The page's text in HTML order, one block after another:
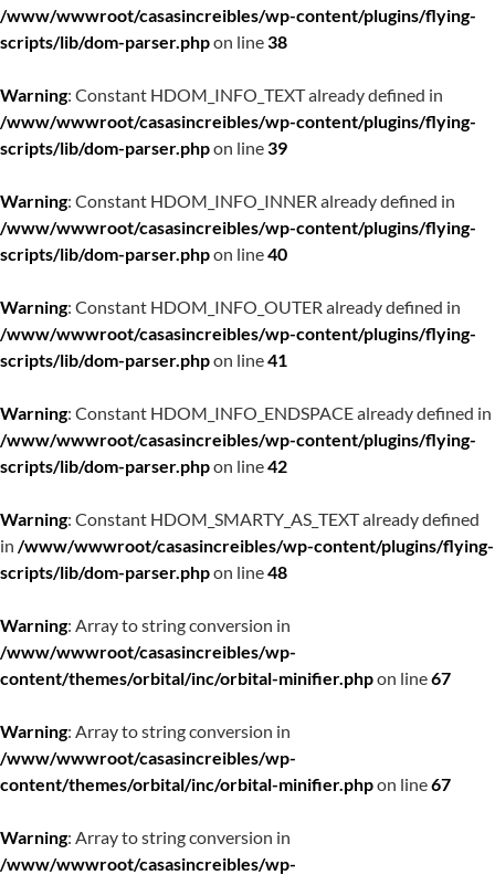
/www/wwwroot/casasincreibles/wp-content/plugins/flying-
scripts/lib/dom-parser.phpon line38
Warning: Constant HDOM_INFO_TEXT already defined in
/www/wwwroot/casasincreibles/wp-content/plugins/flying-
scripts/lib/dom-parser.phpon line39
Warning: Constant HDOM_INFO_INNER already defined in
/www/wwwroot/casasincreibles/wp-content/plugins/flying-
scripts/lib/dom-parser.phpon line40
Warning: Constant HDOM_INFO_OUTER already defined in
/www/wwwroot/casasincreibles/wp-content/plugins/flying-
scripts/lib/dom-parser.phpon line41
Warning: Constant HDOM_INFO_ENDSPACE already defined in
/www/wwwroot/casasincreibles/wp-content/plugins/flying-
scripts/lib/dom-parser.phpon line42
Warning: Constant HDOM_SMARTY_AS_TEXT already defined
in /www/wwwroot/casasincreibles/wp-content/plugins/flying-
scripts/lib/dom-parser.phpon line48
Warning: Array to string conversion in
/www/wwwroot/casasincreibles/wp-
content/themes/orbital/inc/orbital-minifier.phpon line67
Warning: Array to string conversion in
/www/wwwroot/casasincreibles/wp-
content/themes/orbital/inc/orbital-minifier.phpon line67
Warning: Array to string conversion in
/www/wwwroot/casasincreibles/wp-